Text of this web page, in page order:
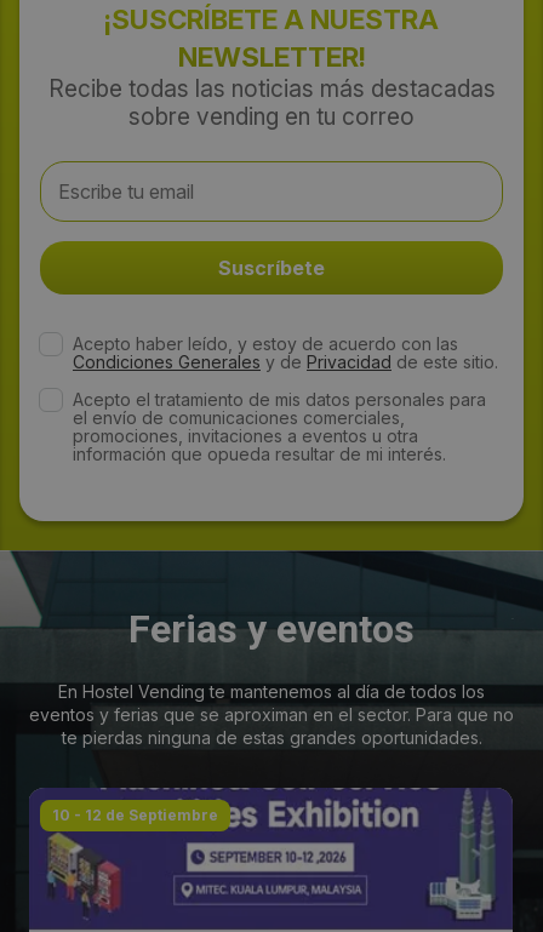
¡SUSCRÍBETE A NUESTRA
NEWSLETTER!
Recibe todas las noticias más destacadas
sobre vending en tu correo
Acepto haber leído, y estoy de acuerdo con las
Condiciones Generales y de Privacidad de este sitio.
Acepto el tratamiento de mis datos personales para
el envío de comunicaciones comerciales,
promociones, invitaciones a eventos u otra
información que opueda resultar de mi interés.
Ferias y eventos
En Hostel Vending te mantenemos al día de todos los
eventos y ferias que se aproximan en el sector. Para que no
te pierdas ninguna de estas grandes oportunidades.
10 - 12 de Septiembre